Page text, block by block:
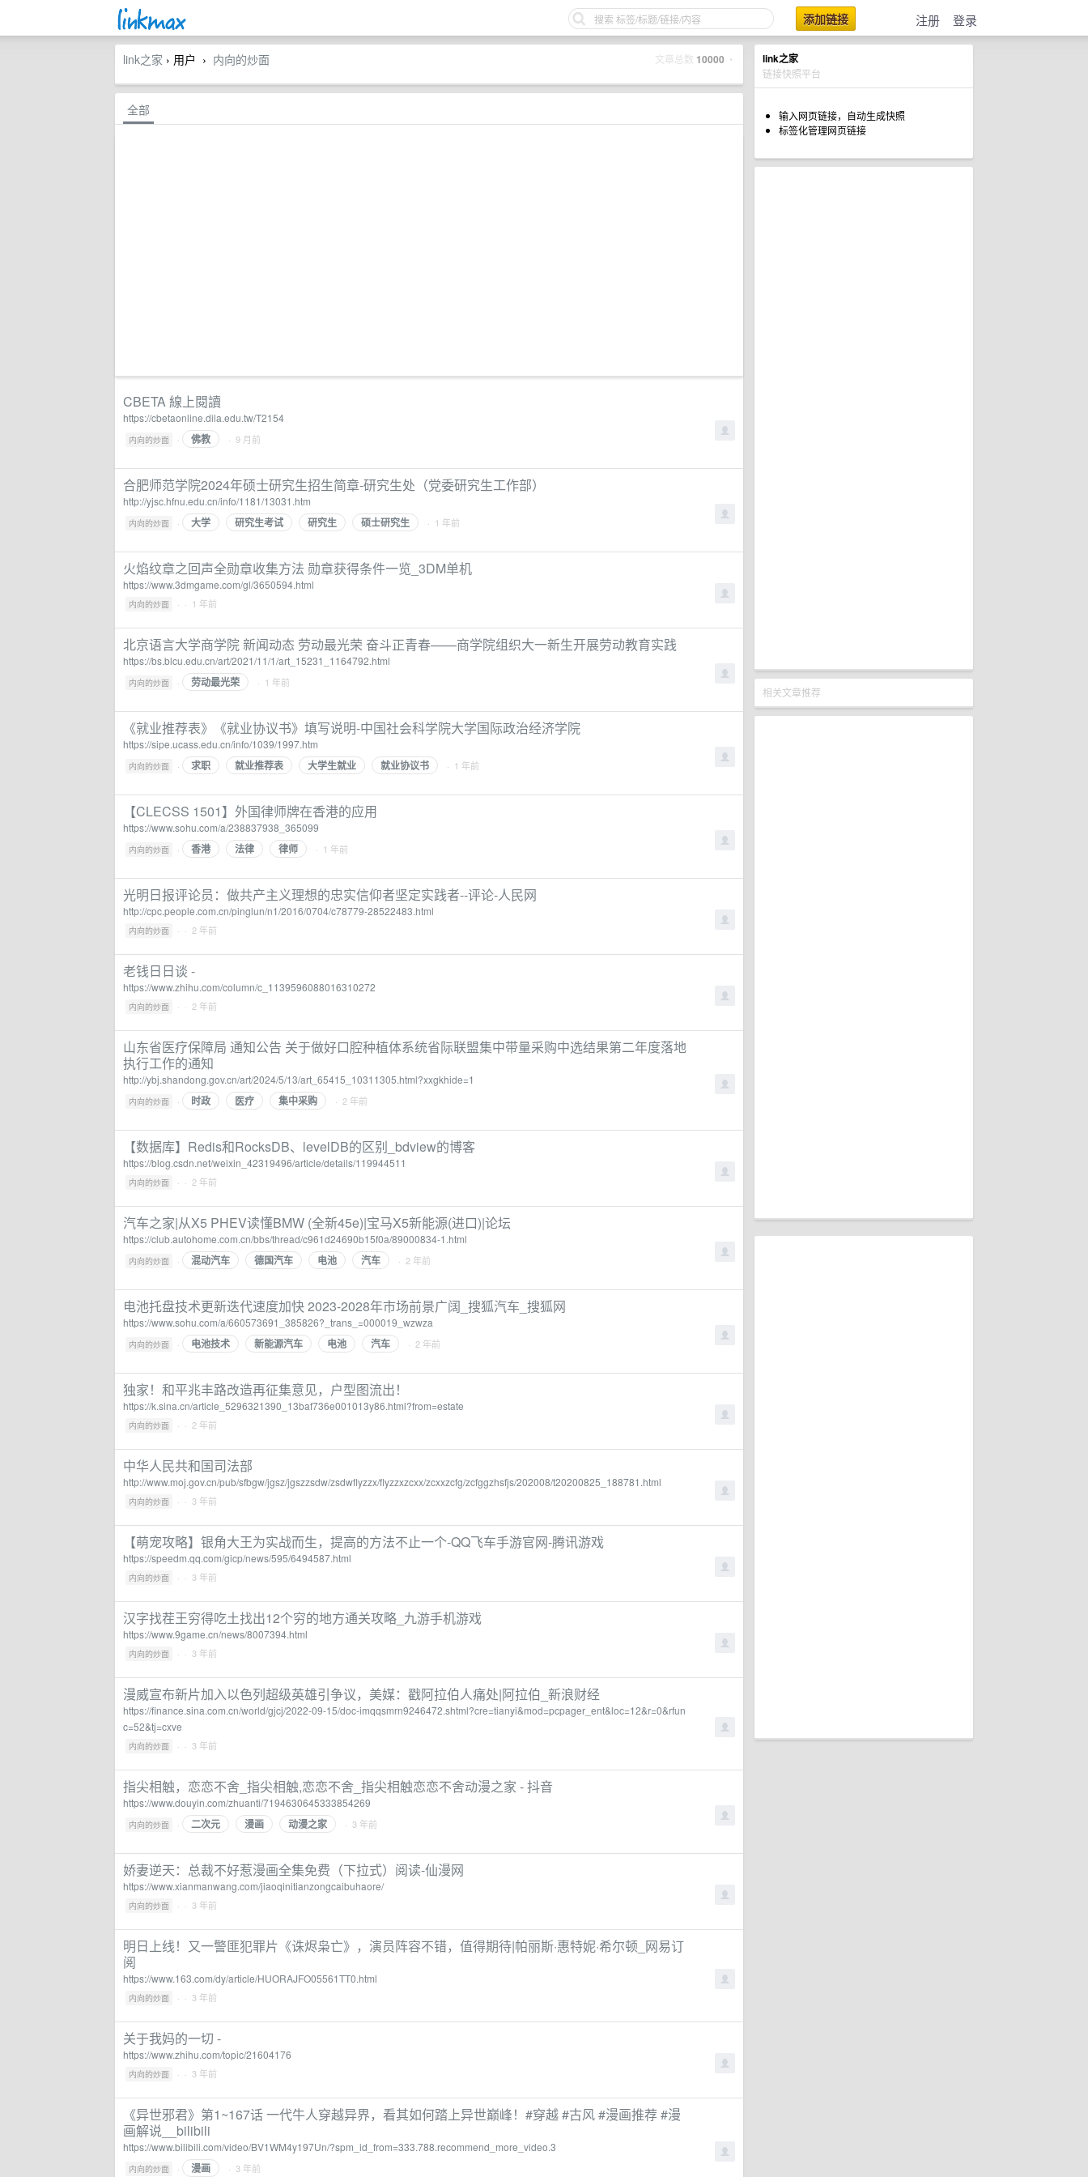
添加链接 注册 登录
link之家
链接快照平台
输入网页链接，自动生成快照
标签化管理网页链接
相关文章推荐
文章总数 10000 •
link之家 › 用户 › 内向的炒面
全部
CBETA 線上閱讀
https://cbetaonline.dila.edu.tw/T2154
内向的炒面 · 佛教 · 9 月前
合肥师范学院2024年硕士研究生招生简章-研究生处（党委研究生工作部）
http://yjsc.hfnu.edu.cn/info/1181/13031.htm
内向的炒面 · 大学 研究生考试 研究生 硕士研究生 · 1 年前
火焰纹章之回声全勋章收集方法 勋章获得条件一览_3DM单机
https://www.3dmgame.com/gl/3650594.html
内向的炒面 · · 1 年前
北京语言大学商学院 新闻动态 劳动最光荣 奋斗正青春——商学院组织大一新生开展劳动教育实践
https://bs.blcu.edu.cn/art/2021/11/1/art_15231_1164792.html
内向的炒面 · 劳动最光荣 · 1 年前
《就业推荐表》《就业协议书》填写说明-中国社会科学院大学国际政治经济学院
https://sipe.ucass.edu.cn/info/1039/1997.htm
内向的炒面 · 求职 就业推荐表 大学生就业 就业协议书 · 1 年前
【CLECSS 1501】外国律师牌在香港的应用
https://www.sohu.com/a/238837938_365099
内向的炒面 · 香港 法律 律师 · 1 年前
光明日报评论员：做共产主义理想的忠实信仰者坚定实践者--评论-人民网
http://cpc.people.com.cn/pinglun/n1/2016/0704/c78779-28522483.html
内向的炒面 · · 2 年前
老钱日日谈 -
https://www.zhihu.com/column/c_1139596088016310272
内向的炒面 · · 2 年前
山东省医疗保障局 通知公告 关于做好口腔种植体系统省际联盟集中带量采购中选结果第二年度落地
执行工作的通知
http://ybj.shandong.gov.cn/art/2024/5/13/art_65415_10311305.html?xxgkhide=1
内向的炒面 · 时政 医疗 集中采购 · 2 年前
【数据库】Redis和RocksDB、levelDB的区别_bdview的博客
https://blog.csdn.net/weixin_42319496/article/details/119944511
内向的炒面 · · 2 年前
汽车之家|从X5 PHEV读懂BMW (全新45e)|宝马X5新能源(进口)|论坛
https://club.autohome.com.cn/bbs/thread/c961d24690b15f0a/89000834-1.html
内向的炒面 · 混动汽车 德国汽车 电池 汽车 · 2 年前
电池托盘技术更新迭代速度加快 2023-2028年市场前景广阔_搜狐汽车_搜狐网
https://www.sohu.com/a/660573691_385826?_trans_=000019_wzwza
内向的炒面 · 电池技术 新能源汽车 电池 汽车 · 2 年前
独家！和平兆丰路改造再征集意见，户型图流出！
https://k.sina.cn/article_5296321390_13baf736e001013y86.html?from=estate
内向的炒面 · · 2 年前
中华人民共和国司法部
http://www.moj.gov.cn/pub/sfbgw/jgsz/jgszzsdw/zsdwflyzzx/flyzzxzcxx/zcxxzcfg/zcfggzhsfjs/202008/t20200825_188781.html
内向的炒面 · · 3 年前
【萌宠攻略】银角大王为实战而生，提高的方法不止一个-QQ飞车手游官网-腾讯游戏
https://speedm.qq.com/gicp/news/595/6494587.html
内向的炒面 · · 3 年前
汉字找茬王穷得吃土找出12个穷的地方通关攻略_九游手机游戏
https://www.9game.cn/news/8007394.html
内向的炒面 · · 3 年前
漫威宣布新片加入以色列超级英雄引争议，美媒：戳阿拉伯人痛处|阿拉伯_新浪财经
https://finance.sina.com.cn/world/gjcj/2022-09-15/doc-imqqsmrn9246472.shtml?cre=tianyi&mod=pcpager_ent&loc=12&r=0&rfun
c=52&tj=cxve
内向的炒面 · · 3 年前
指尖相触，恋恋不舍_指尖相触,恋恋不舍_指尖相触恋恋不舍动漫之家 - 抖音
https://www.douyin.com/zhuanti/7194630645333854269
内向的炒面 · 二次元 漫画 动漫之家 · 3 年前
娇妻逆天：总裁不好惹漫画全集免费（下拉式）阅读-仙漫网
https://www.xianmanwang.com/jiaoqinitianzongcaibuhaore/
内向的炒面 · · 3 年前
明日上线！又一警匪犯罪片《诛烬枭亡》，演员阵容不错，值得期待|帕丽斯·惠特妮·希尔顿_网易订
阅
https://www.163.com/dy/article/HUORAJFO05561TT0.html
内向的炒面 · · 3 年前
关于我妈的一切 -
https://www.zhihu.com/topic/21604176
内向的炒面 · · 3 年前
《异世邪君》第1~167话 一代牛人穿越异界，看其如何踏上异世巅峰！#穿越 #古风 #漫画推荐 #漫
画解说__bilibili
https://www.bilibili.com/video/BV1WM4y197Un/?spm_id_from=333.788.recommend_more_video.3
内向的炒面 · 漫画 · 3 年前